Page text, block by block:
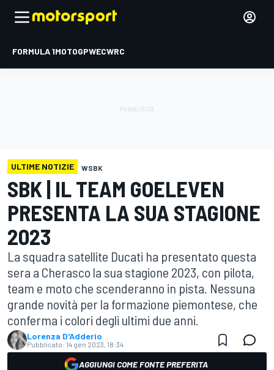
FORMULA 1MOTOGPWECWRC
ULTIME NOTIZIE WSBK
SBK | IL TEAM GOELEVEN
PRESENTA LA SUA STAGIONE
2023
La squadra satellite Ducati ha presentato questa
sera a Cherasco la sua stagione 2023, con pilota,
team e moto che scenderanno in pista. Nessuna
grande novità per la formazione piemontese, che
conferma i colori degli ultimi due anni.
Lorenza D'Adderio
Pubblicato: 14 gen 2023, 18:34
AGGIUNGI COME FONTE PREFERITA